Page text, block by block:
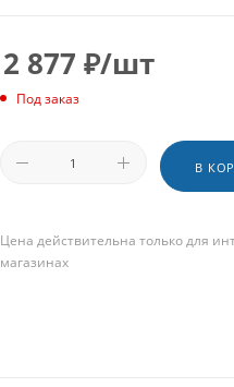
2 877 ₽/шт
Под заказ
В
Цена действительна только для
магазинах